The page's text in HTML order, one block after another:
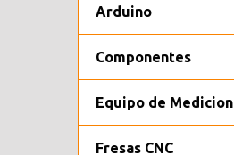
Arduino
Componentes
Equipo de Medicion
Fresas CNC